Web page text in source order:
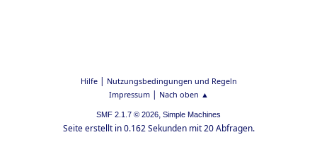
Hilfe| Nutzungsbedingungen und Regeln
Impressum| Nach oben ▲
SMF 2.1.7 © 2026, Simple Machines
Seite erstellt in 0.162 Sekunden mit 20 Abfragen.